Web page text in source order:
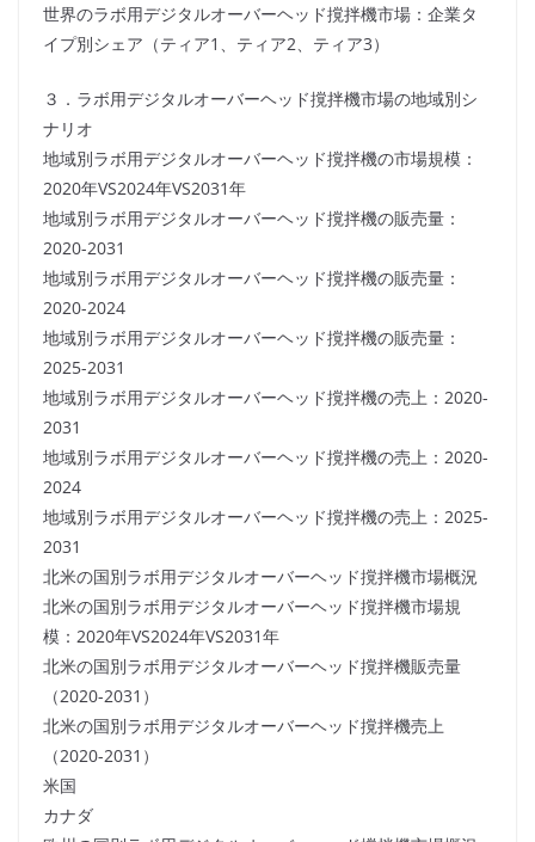
世界のラボ用デジタルオーバーヘッド撹拌機市場：企業タ
イプ別シェア（ティア1、ティア2、ティア3）
３．ラボ用デジタルオーバーヘッド撹拌機市場の地域別シ
ナリオ
地域別ラボ用デジタルオーバーヘッド撹拌機の市場規模：
2020年VS2024年VS2031年
地域別ラボ用デジタルオーバーヘッド撹拌機の販売量：
2020-2031
地域別ラボ用デジタルオーバーヘッド撹拌機の販売量：
2020-2024
地域別ラボ用デジタルオーバーヘッド撹拌機の販売量：
2025-2031
地域別ラボ用デジタルオーバーヘッド撹拌機の売上：2020-
2031
地域別ラボ用デジタルオーバーヘッド撹拌機の売上：2020-
2024
地域別ラボ用デジタルオーバーヘッド撹拌機の売上：2025-
2031
北米の国別ラボ用デジタルオーバーヘッド撹拌機市場概況
北米の国別ラボ用デジタルオーバーヘッド撹拌機市場規
模：2020年VS2024年VS2031年
北米の国別ラボ用デジタルオーバーヘッド撹拌機販売量
（2020-2031）
北米の国別ラボ用デジタルオーバーヘッド撹拌機売上
（2020-2031）
米国
カナダ